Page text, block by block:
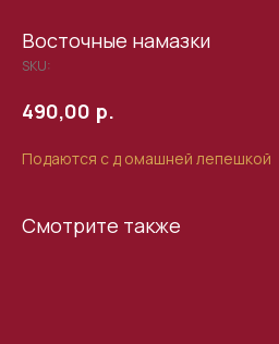
Восточные намазки
SKU:
490,00 р.
Подаются с д омашней лепешкой
Смотрите также